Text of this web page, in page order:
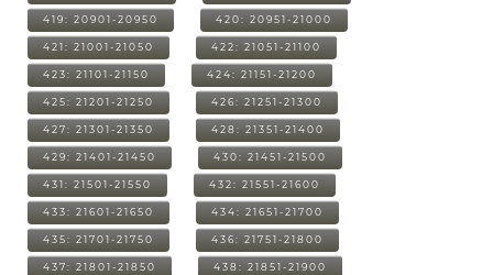
419: 20901-20950 420: 20951-21000
421: 21001-21050 422: 21051-21100
423: 21101-21150 424: 21151-21200
425: 21201-21250 426: 21251-21300
427: 21301-21350 428: 21351-21400
429: 21401-21450 430: 21451-21500
431: 21501-21550 432: 21551-21600
433: 21601-21650 434: 21651-21700
435: 21701-21750 436: 21751-21800
437: 21801-21850 438: 21851-21900